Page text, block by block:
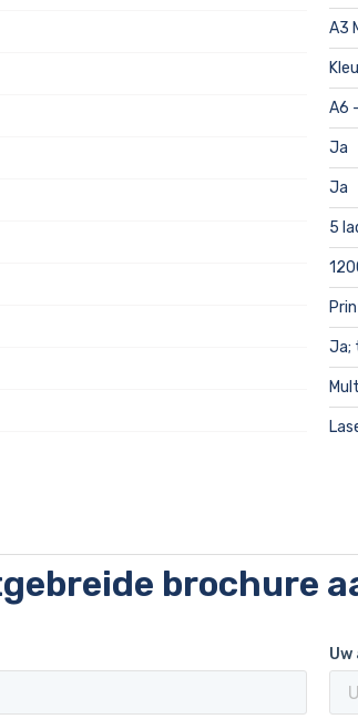
A3
A6
Ja
Ja
5
Ja;
brochure